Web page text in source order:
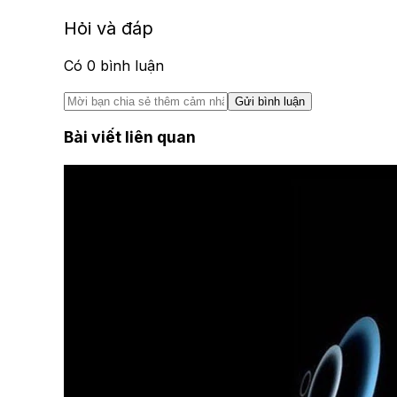
Hỏi và đáp
Có 0 bình luận
Gửi bình luận
Bài viết liên quan